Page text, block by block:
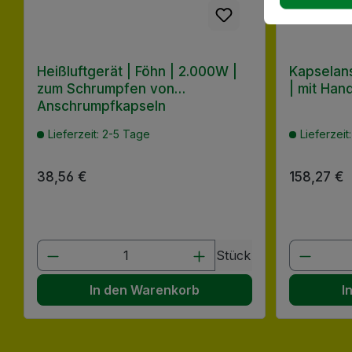
Heißluftgerät | Föhn | 2.000W |
zum Schrumpfen von
Anschrumpfkapseln
Lieferzeit: 2-5 Tage
Regulärer Preis:
38,56 €
Produkt Anzahl: Gib den
Stück
In den Warenkorb
| mit
Regulärer
158,27 €